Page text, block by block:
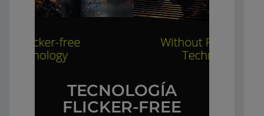
TECNOLOGÍA
FLICKER-FREE